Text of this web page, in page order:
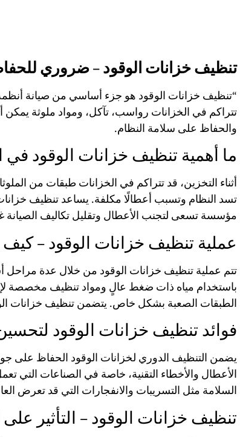
تنظيف خزانات الوقود – ضروري
“تنظيف خزانات الوقود هو جزء أساسي من صيانة
تتراكم في الخزانات رواسب، تآكل، ومواد ملوثة يمكن
والحفاظ على سلامة النظام.
ما أهمية تنظيف خزانات الوقود في
أثناء التخزين، قد تتراكم في الخزانات طبقات من
تسد النظام وتسبب أعطالًا مكلفة. يساعد تنظيف
مؤسسة تسعى لتجنب الأعطال وتقليل تكاليف الصيانة
عملية تنظيف خزانات الوقود –
تتم عملية تنظيف خزانات الوقود من خلال عدة مراحل
باستخدام مياه ذات ضغط عالٍ ومواد تنظيف مخصصة
الطبقات الصعبة بشكل خاص. يتضمن تنظيف خزانات
فوائد تنظيف خزانات الوقود
يضمن التنظيف الدوري لخزانات الوقود الحفاظ على
الأعطال والأخطاء التقنية، خاصة في الصناعات التي
السلامة مثل التسريبات والانفجارات التي قد تعرض
تنظيف خزانات الوقود – التأثير على